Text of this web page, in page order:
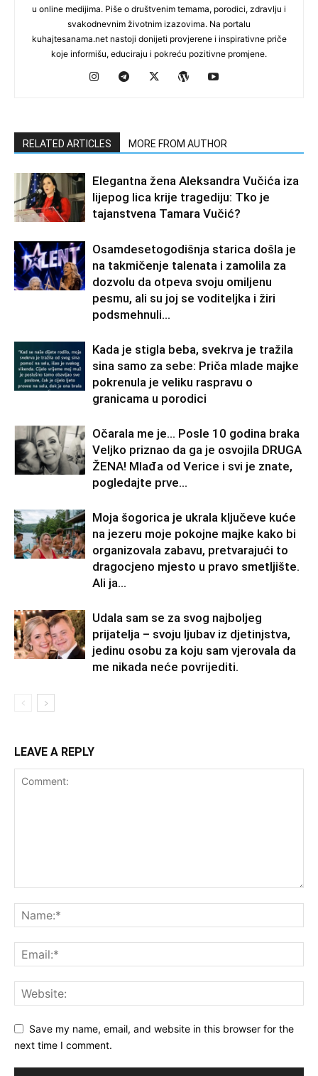
u online medijima. Piše o društvenim temama, porodici, zdravlju i
svakodnevnim životnim izazovima. Na portalu
kuhajtesanama.net nastoji donijeti provjerene i inspirativne priče
koje informišu, educiraju i pokreću pozitivne promjene.
RELATED ARTICLES MORE FROM AUTHOR
Elegantna žena Aleksandra Vučića iza
lijepog lica krije tragediju: Tko je
tajanstvena Tamara Vučić?
Osamdesetogodišnja starica došla je
na takmičenje talenata i zamolila za
dozvolu da otpeva svoju omiljenu
pesmu, ali su joj se voditeljka i žiri
podsmehnuli...
Kada je stigla beba, svekrva je tražila
sina samo za sebe: Priča mlade majke
pokrenula je veliku raspravu o
granicama u porodici
Očarala me je… Posle 10 godina braka
Veljko priznao da ga je osvojila DRUGA
ŽENA! Mlađa od Verice i svi je znate,
pogledajte prve...
Moja šogorica je ukrala ključeve kuće
na jezeru moje pokojne majke kako bi
organizovala zabavu, pretvarajući to
dragocjeno mjesto u pravo smetljište.
Ali ja...
Udala sam se za svog najboljeg
prijatelja – svoju ljubav iz djetinjstva,
jedinu osobu za koju sam vjerovala da
me nikada neće povrijediti.
LEAVE A REPLY
Save my name, email, and website in this browser for the
next time I comment.